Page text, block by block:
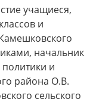
учащиеся,
и
начальник
и
района О.В.
сельского